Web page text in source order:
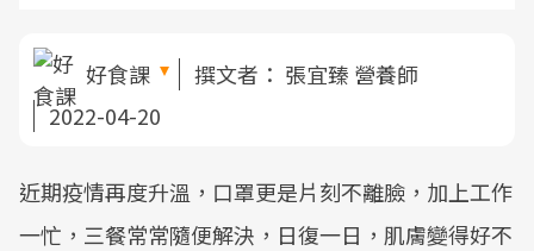
好食課 撰文者： 張宜臻 營養師
2022-04-20
近期疫情再度升溫，口罩更是片刻不離臉，加上工作
一忙，三餐常常隨便解決，日復一日，肌膚變得好不